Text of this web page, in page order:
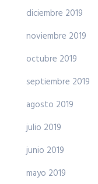
diciembre 2019
noviembre 2019
octubre 2019
septiembre 2019
agosto 2019
julio 2019
junio 2019
mayo 2019